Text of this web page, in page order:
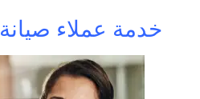
خدمة عملاء